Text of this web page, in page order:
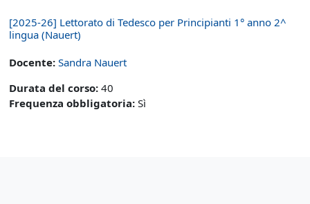
[2025-26] Lettorato di Tedesco per Principianti 1° anno 2^
lingua (Nauert)
Docente: Sandra Nauert
Durata del corso: 40
Frequenza obbligatoria: Sì